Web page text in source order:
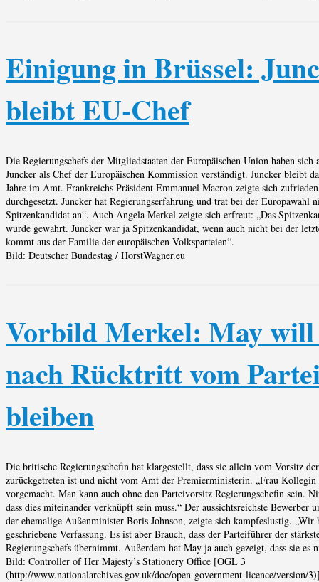
Einigung in Brüssel:
bleibt EU-Chef
Die Regierungschefs der Mitgliedstaaten der Europäischen Union haben sich
Juncker als Chef der Europäischen Kommission verständigt. Juncker bleibt
Jahre im Amt. Frankreichs Präsident Emmanuel Macron zeigte sich
durchgesetzt. Juncker hat Regierungserfahrung und trat bei der Europawahl
Spitzenkandidat an“. Auch Angela Merkel zeigte sich erfreut: „Das
wurde gewahrt. Juncker war ja Spitzenkandidat, wenn auch nicht bei der
kommt aus der Familie der europäischen Volksparteien“.
Bild: Deutscher Bundestag / HorstWagner.eu
Vorbild Merkel: May will
nach Rücktritt vom
bleiben
Die britische Regierungschefin hat klargestellt, dass sie allein vom Vorsitz
zurückgetreten ist und nicht vom Amt der Premierministerin. „Frau Kollegin
vorgemacht. Man kann auch ohne den Parteivorsitz Regierungschefin sein.
dass dies miteinander verknüpft sein muss.“ Der aussichtsreichste Bewerber
der ehemalige Außenminister Boris Johnson, zeigte sich kampfeslustig. „Wir
geschriebene Verfassung. Es ist aber Brauch, dass der Parteiführer der
Regierungschefs übernimmt. Außerdem hat May ja auch gezeigt, dass sie es
Bild: Controller of Her Majesty’s Stationery Office [OGL 3
(http://www.nationalarchives.gov.uk/doc/open-government-licence/version/